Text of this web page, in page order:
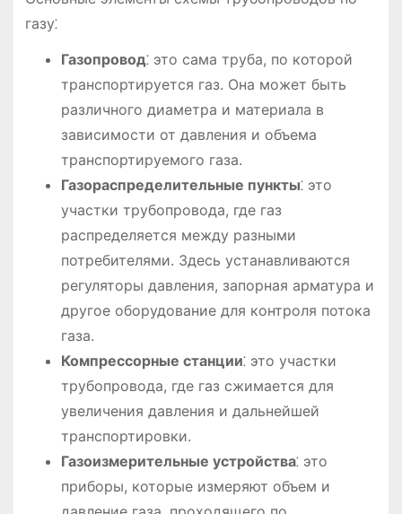
газу⁚
Газопровод⁚ это сама труба, по которой
транспортируется газ. Она может быть
различного диаметра и материала в
зависимости от давления и объема
транспортируемого газа.
Газораспределительные пункты⁚ это
участки трубопровода, где газ
распределяется между разными
потребителями. Здесь устанавливаются
регуляторы давления, запорная арматура и
другое оборудование для контроля потока
газа.
Компрессорные станции⁚ это участки
трубопровода, где газ сжимается для
увеличения давления и дальнейшей
транспортировки.
Газоизмерительные устройства⁚ это
приборы, которые измеряют объем и